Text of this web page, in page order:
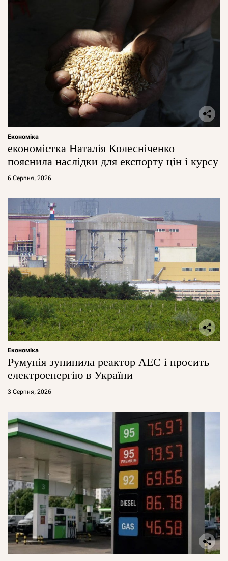
Економіка
економістка Наталія Колесніченко
пояснила наслідки для експорту цін і курсу
6 Серпня, 2026
Економіка
Румунія зупинила реактор АЕС і просить
електроенергію в України
3 Серпня, 2026